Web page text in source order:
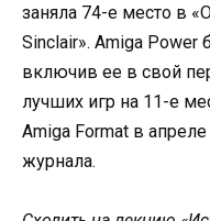
заняла 74-е место в
Sinclair». Amiga
включив ее в свой
лучших игр на 11-е
Amiga Format в
журнала.